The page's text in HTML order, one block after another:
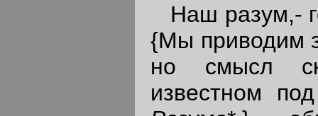
Наш разум,-
{Мы приводим
но смысл
известном